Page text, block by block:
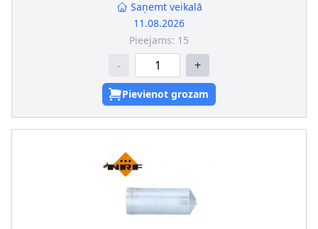
Saņemt veikalā
11.08.2026
Pieejams: 15
- +
Pievienot grozam